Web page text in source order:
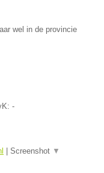
wel in de provincie
-
Screenshot ▼